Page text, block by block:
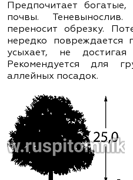
Предпочитает
почвы. Теневынослив.
переносит обрезку.
нередко повреждается
усыхает, не
Рекомендуется для
аллейных посадок.